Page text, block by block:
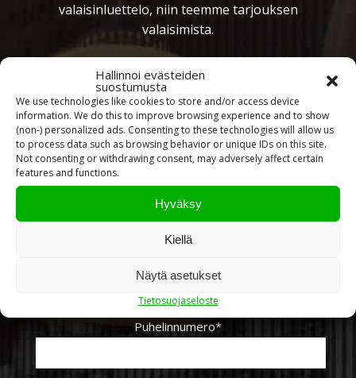
Hallinnoi evästeiden
suostumusta
We use technologies like cookies to store and/or access device
information. We do this to improve browsing experience and to show
(non-) personalized ads. Consenting to these technologies will allow us
to process data such as browsing behavior or unique IDs on this site.
Not consenting or withdrawing consent, may adversely affect certain
features and functions.
Hyväksy
Kiellä
Näytä asetukset
Tietosuojaseloste
valaisinluettelo, niin teemme tarjouksen
valaisimista.
Nimi*
Puhelinnumero*